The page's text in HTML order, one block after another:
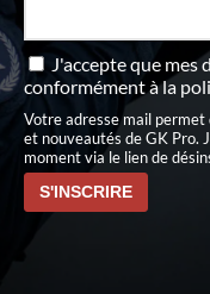
J'accepte que
conformément àla
Votre adresse mail
et nouveautés de GK Pro.
moment via le lien de